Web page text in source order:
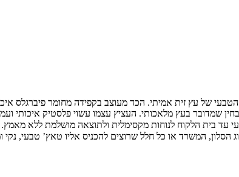
של עץ זית אמיתי. הכד מעוצב בקפידה מחומר פיברגלס
שמדובר בעץ מלאכותי. העציץ עצמו עשוי פלסטיק איכותי
עד בית הלקוח לנוחות מקסימלית ולתוצאה מושלמת ללא
הסלון, המשרד או כל חלל שרוצים להכניס אליו טאץ’ טבעי,